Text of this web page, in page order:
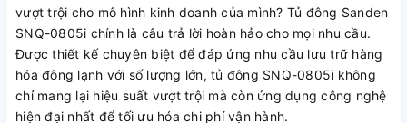
vượt trội cho mô hình kinh doanh của mình? Tủ đông Sanden
SNQ-0805i chính là câu trả lời hoàn hảo cho mọi nhu cầu.
Được thiết kế chuyên biệt để đáp ứng nhu cầu lưu trữ hàng
hóa đông lạnh với số lượng lớn, tủ đông SNQ-0805i không
chỉ mang lại hiệu suất vượt trội mà còn ứng dụng công nghệ
hiện đại nhất để tối ưu hóa chi phí vận hành.